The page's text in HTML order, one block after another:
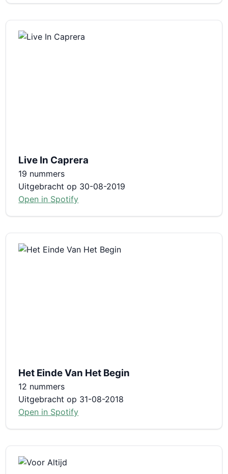
Live In Caprera
19 nummers
Uitgebracht op 30-08-2019
Open in Spotify
Het Einde Van Het Begin
12 nummers
Uitgebracht op 31-08-2018
Open in Spotify